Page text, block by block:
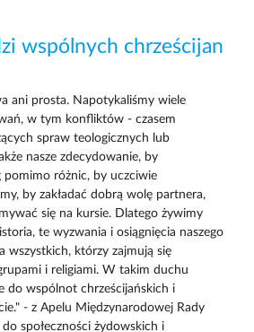
wspólnych chrześcijan
ani prosta. Napotykaliśmy wiele
w tym konfliktów - czasem
spraw teologicznych lub
nasze zdecydowanie, by
pomimo różnic, by uczciwie
by zakładać dobrą wolę partnera,
się na kursie. Dlatego żywimy
te wyzwania i osiągnięcia naszego
wszystkich, którzy zajmują się
i religiami. W takim duchu
do wspólnot chrześcijańskich i
- z Apelu Międzynarodowej Rady
społeczności żydowskich i